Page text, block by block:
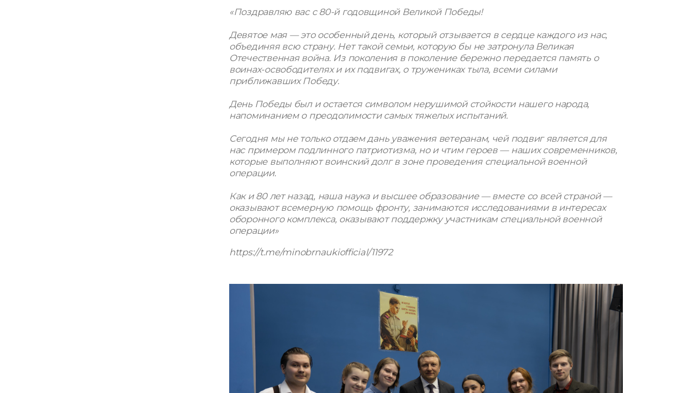
«Поздравляю вас с 80-й годовщиной Великой Победы!
Девятое мая — это особенный день, который отзывается в сердце каждого из нас,
объединяя всю страну. Нет такой семьи, которую бы не затронула Великая
Отечественная война. Из поколения в поколение бережно передается память о
воинах-освободителях и их подвигах, о тружениках тыла, всеми силами
приближавших Победу.
День Победы был и остается символом нерушимой стойкости нашего народа,
напоминанием о преодолимости самых тяжелых испытаний.
Сегодня мы не только отдаем дань уважения ветеранам, чей подвиг является для
нас примером подлинного патриотизма, но и чтим героев — наших современников,
которые выполняют воинский долг в зоне проведения специальной военной
операции.
Как и 80 лет назад, наша наука и высшее образование — вместе со всей страной —
оказывают всемерную помощь фронту, занимаются исследованиями в интересах
оборонного комплекса, оказывают поддержку участникам специальной военной
операции»
https://t.me/minobrnaukiofficial/11972